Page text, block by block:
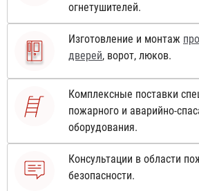
огнетушителей.
Изготовление и монтаж
дверей, ворот, люков.
Комплексные поставки
пожарного и аварийно-
оборудования.
Консультации в области
безопасности.